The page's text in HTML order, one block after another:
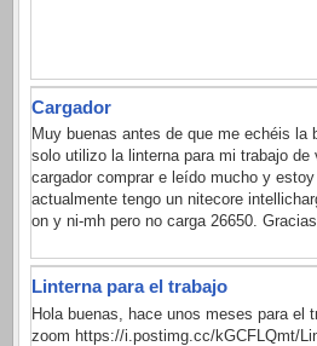
Cargador
Muy buenas antes de que me echéis la
solo utilizo la linterna para mi trabajo de
cargador comprar e leído mucho y
actualmente tengo un nitecore
on y ni-mh pero no carga 26650.
Linterna para el trabajo
Hola buenas, hace unos meses para el
zoom https://i.postimg.cc/kGCFLQmt/